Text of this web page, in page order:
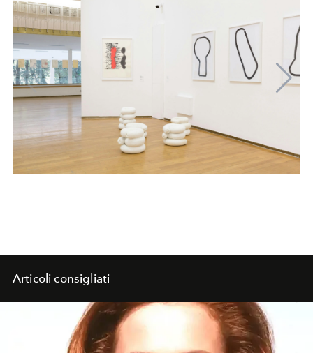
Articoli consigliati